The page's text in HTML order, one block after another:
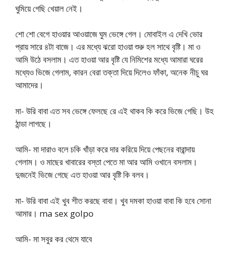
ঘুমিয়ে গেছি খেয়াল নেই।
শো শো বেগে হাওয়ার আওয়াজে ঘুম ভেঙ্গে গেল। মোবাইল এ দেখি ভোর
প্রায় সারে ৪টা বাজে। এর মধ্যে ঝরো হাওয়া শুরু হল সাথে বৃষ্টি। মা ও
আমি উঠে বসলাম। এত হাওয়া আর বৃষ্টি যে নিমিশের মধ্যে আমারা ঘরের
মধ্যেও ভিজে গেলাম, কারন বেরা তক্তা দিয়ে দিলেও ফাঁকা, অনেক নীচু ঘর
আমাদের।
মা- উরি বাবা এত সব ভেঙ্গে ফেলছে রে এই থাকব কি করে ভিজে গেছি। উহ
ঠান্ডা লাগছে।
আমি- মা দারাও বলে চকি খাঁড়া করে দার করিয়ে দিয়ে পেছনের বারান্দায়
গেলাম। ও মাছের খাবারের বস্তা পেতে মা আর আমি ওখানে বসলাম।
দুজনেই ভিজে গেছে এত হাওয়া আর বৃষ্টি কি বলব।
মা- উরি বাবা এই খুব শীত করছে বাবা। খুব দমকা হাওয়া বাবা কি হবে সোনা
আমার। ma sex golpo
আমি- মা সবুর কর থেমে যাবে